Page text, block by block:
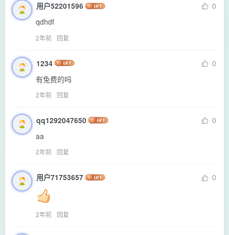
用户52201596
0
qdhdf
2年前 回复
1234
0
有免费的吗
2年前 回复
qq1292047650
0
aa
2年前 回复
用户71753657 0
2年前 回复